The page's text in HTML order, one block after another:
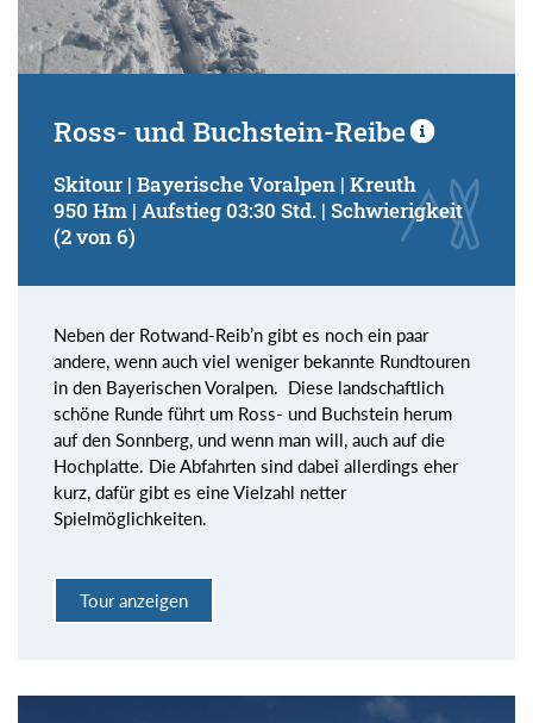
Ross- und Buchstein-Reibe
Skitour | Bayerische Voralpen | Kreuth
950 Hm | Aufstieg 03:30 Std. | Schwierigkeit
(2 von 6)
Neben der Rotwand-Reib’n gibt es noch ein paar
andere, wenn auch viel weniger bekannte Rundtouren
in den Bayerischen Voralpen. Diese landschaftlich
schöne Runde führt um Ross- und Buchstein herum
auf den Sonnberg, und wenn man will, auch auf die
Hochplatte. Die Abfahrten sind dabei allerdings eher
kurz, dafür gibt es eine Vielzahl netter
Spielmöglichkeiten.
Tour anzeigen